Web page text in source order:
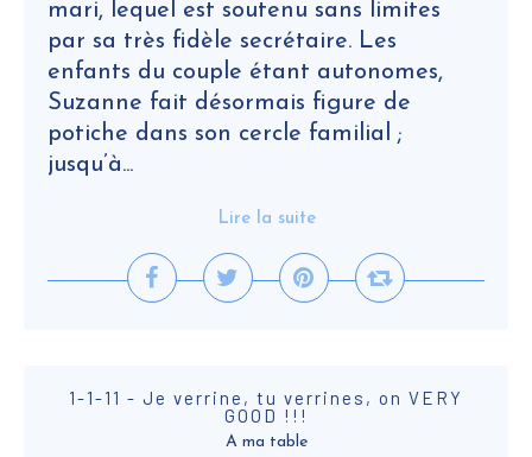
mari, lequel est soutenu sans limites
par sa très fidèle secrétaire. Les
enfants du couple étant autonomes,
Suzanne fait désormais figure de
potiche dans son cercle familial ;
jusqu’à...
Lire la suite
1-1-11 - Je verrine, tu verrines, on VERY
GOOD !!!
A ma table